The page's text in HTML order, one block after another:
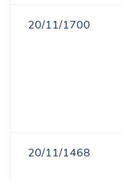
20/11/1700
20/11/1468